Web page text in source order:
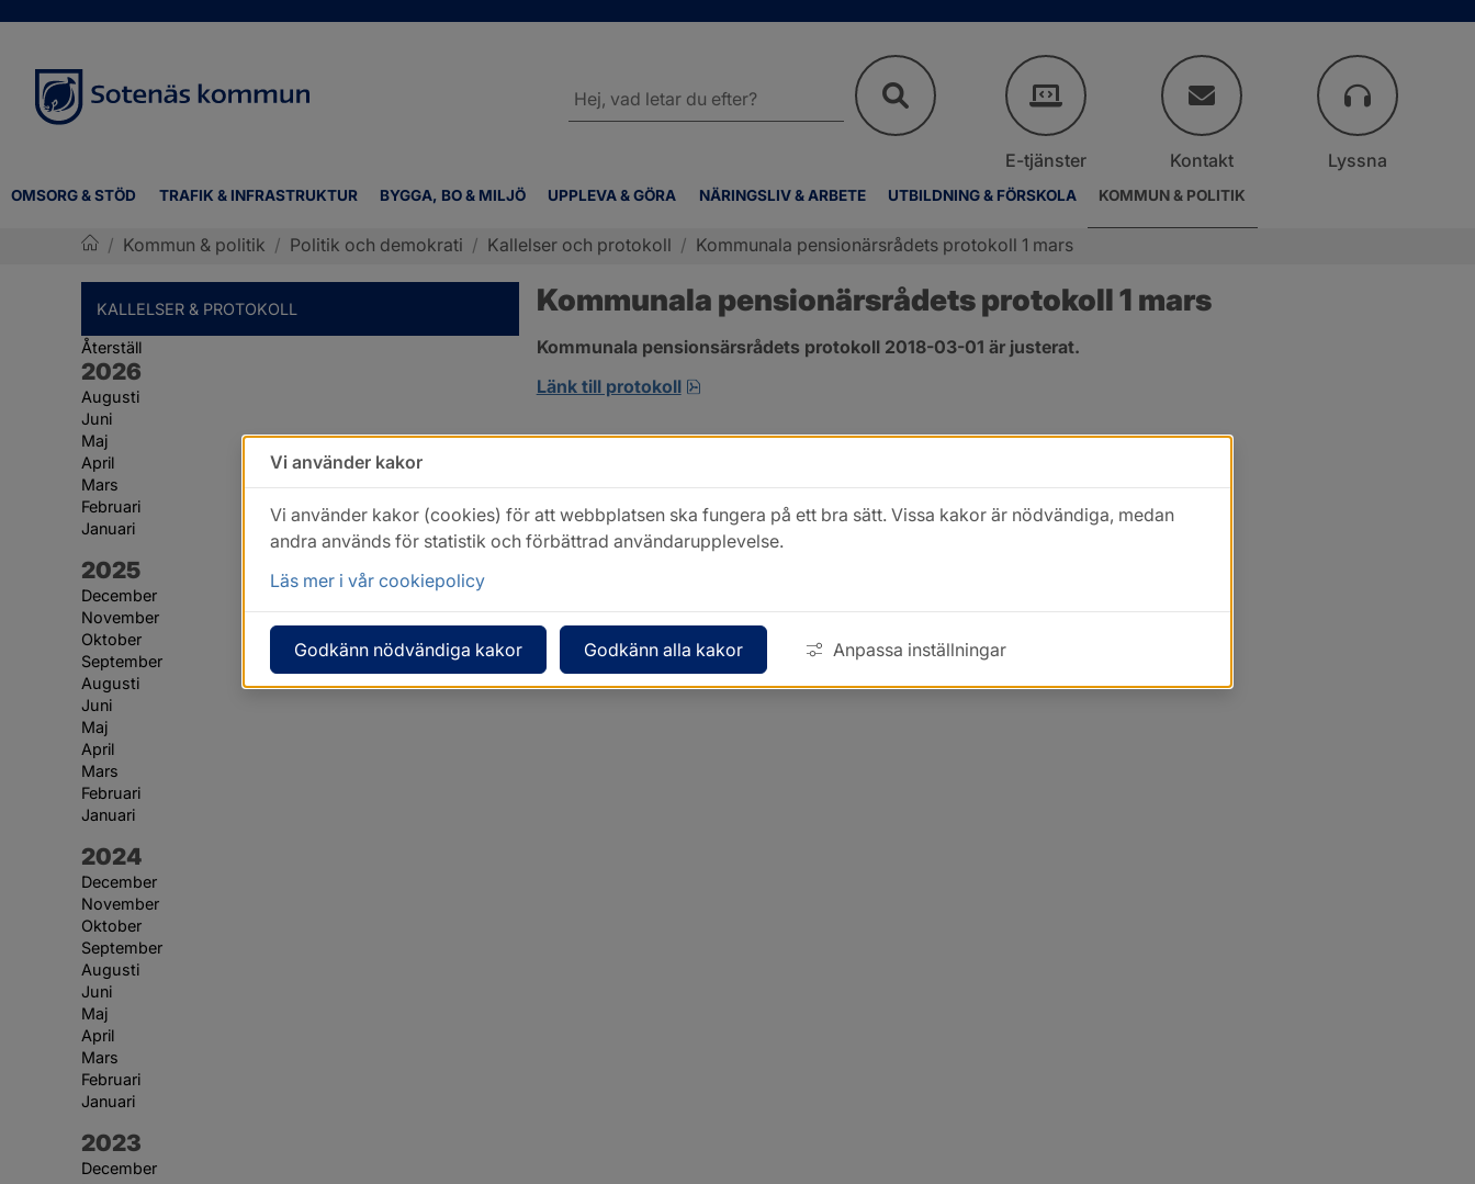
OMSORG & STÖD TRAFIK & INFRASTRUKTUR BYGGA, BO & MILJÖ UPPLEVA & GÖRA NÄRINGSLIV & ARBETE UTBILDNING & FÖRSKOLA KOMMUN & POLITIK
webbplatsen
E-tjänster Kontakt Lyssna
/ Kommun & politik / Politik och demokrati / Kallelser och protokoll / Kommunala pensionärsrådets protokoll 1 mars
KALLELSER & PROTOKOLL
Återställ
År:
2026
Augusti
Juni
Maj
April
Mars
Februari
Januari
År:
2025
December
November
Oktober
September
Augusti
Juni
Maj
April
Mars
Februari
Januari
År:
2024
December
November
Oktober
September
Augusti
Juni
Maj
April
Mars
Februari
Januari
År:
2023
December
Kommunala pensionärsrådets protokoll 1 mars
Kommunala pensionsärsrådets protokoll 2018-03-01 är justerat.
Länk till protokoll
pdf, öppnas i nytt fönster.
Vi använder kakor
Vi använder kakor (cookies) för att webbplatsen ska fungera på ett bra sätt. Vissa kakor är nödvändiga, medan
andra används för statistik och förbättrad användarupplevelse.
Läs mer i vår cookiepolicy
Godkänn nödvändiga kakor Godkänn alla kakor Anpassa inställningar